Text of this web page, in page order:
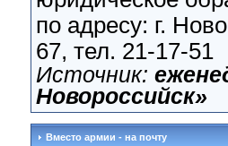
по адресу: г.
67, тел. 21-17-51
Источник:
Новороссийск»
Вместо армии - на почту